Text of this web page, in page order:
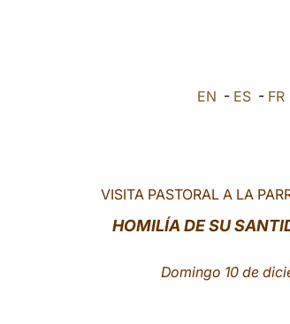
EN - ES- FR
VISITA PASTORAL A LA
HOMILÍA DE SU
Domingo 10 de